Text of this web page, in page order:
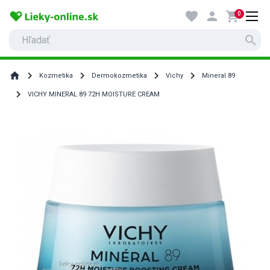
search
favorite person shopping_cart0
home Kozmetika Dermokozmetika Vichy Mineral 89
VICHY MINERAL 89 72H MOISTURE CREAM